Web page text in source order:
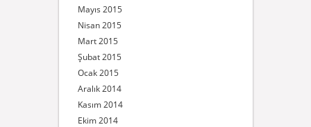
Mayıs 2015
Nisan 2015
Mart 2015
Şubat 2015
Ocak 2015
Aralık 2014
Kasım 2014
Ekim 2014